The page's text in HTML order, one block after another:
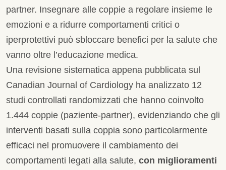
partner. Insegnare alle coppie a regolare insieme le
emozioni e a ridurre comportamenti critici o
iperprotettivi può sbloccare benefici per la salute che
vanno oltre l’educazione medica.
Una revisione sistematica appena pubblicata sul
Canadian Journal of Cardiology ha analizzato 12
studi controllati randomizzati che hanno coinvolto
1.444 coppie (paziente-partner), evidenziando che gli
interventi basati sulla coppia sono particolarmente
efficaci nel promuovere il cambiamento dei
comportamenti legati alla salute, con miglioramenti